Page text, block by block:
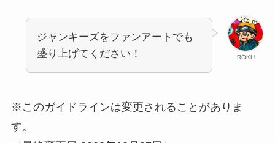
ROKU
ジャンキーズをファンアートでも
盛り上げてください！
※このガイドラインは変更されることがありま
す。